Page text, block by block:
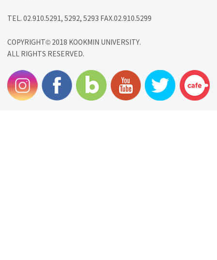
TEL. 02.910.5291, 5292, 5293 FAX.02.910.5299
COPYRIGHT© 2018 KOOKMIN UNIVERSITY.
ALL RIGHTS RESERVED.